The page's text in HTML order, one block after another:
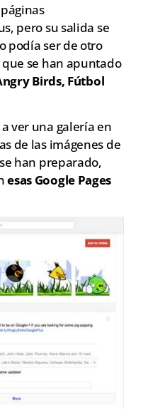
pero su salida se
podía ser de otro
se han apuntado
Birds, Fútbol
ver una galería en
de las imágenes de
han preparado,
esas Google Pages